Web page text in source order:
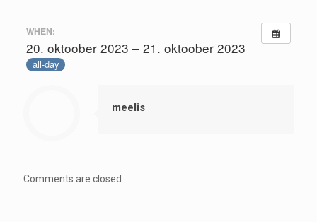
WHEN:
20. oktoober 2023 – 21. oktoober 2023
all-day
meelis
Comments are closed.